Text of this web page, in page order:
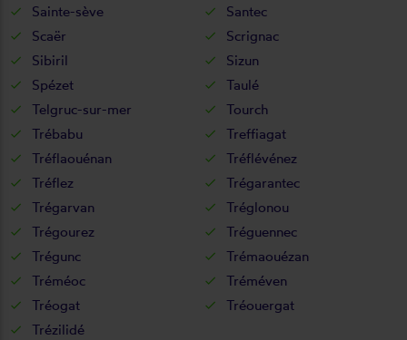
Sainte-sève
Santec
Scaër
Scrignac
Sibiril
Sizun
Spézet
Taulé
Telgruc-sur-mer
Tourch
Trébabu
Treffiagat
Tréflaouénan
Tréflévénez
Tréflez
Trégarantec
Trégarvan
Tréglonou
Trégourez
Tréguennec
Trégunc
Trémaouézan
Tréméoc
Tréméven
Tréogat
Tréouergat
Trézilidé